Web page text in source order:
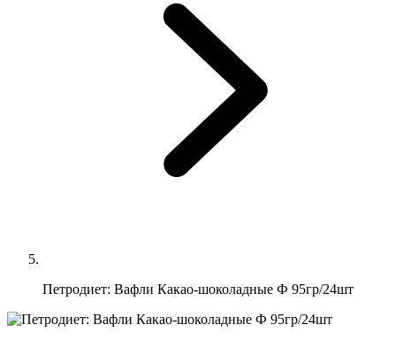
Петродиет: Вафли Какао-шоколадные Ф 95гр/24шт